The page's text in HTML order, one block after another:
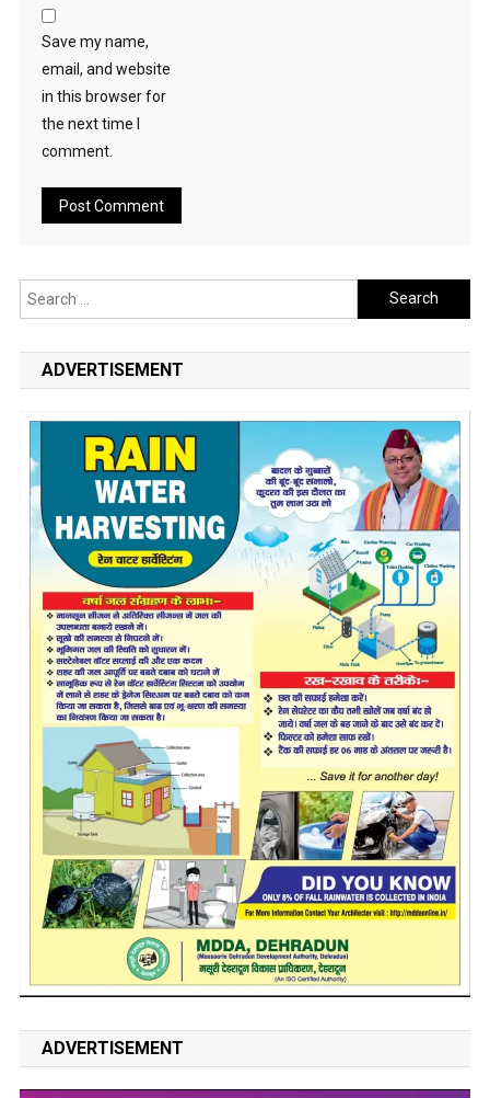
Save my name,
email, and website
in this browser for
the next time I
comment.
Search
for:
ADVERTISEMENT
ADVERTISEMENT